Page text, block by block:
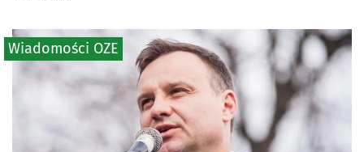
Wiadomości OZE